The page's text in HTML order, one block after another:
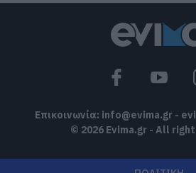
Επικοινωνία: info@evima.gr -
© 2026 Evima.gr - All